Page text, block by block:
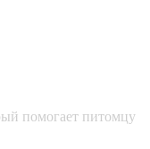
помогает питомцу